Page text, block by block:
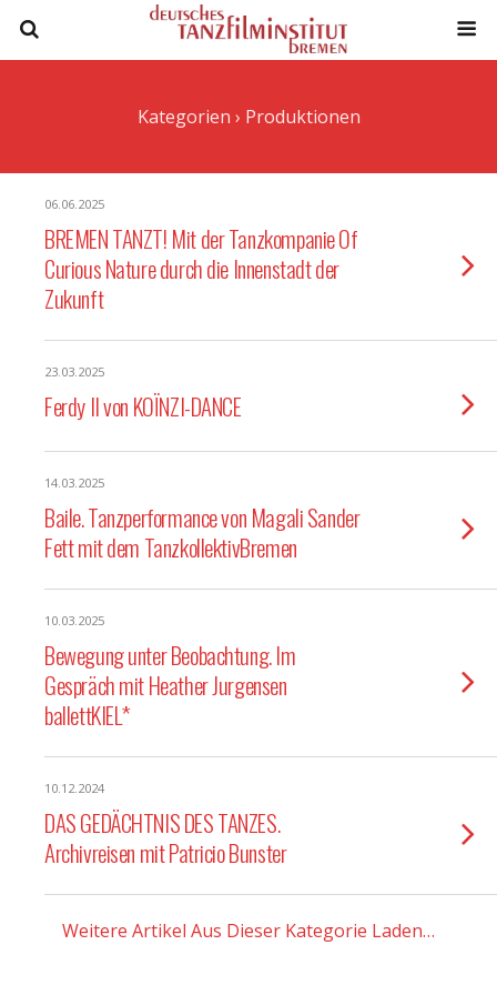
Kategorien › Produktionen
06.06.2025
BREMEN TANZT! Mit der Tanzkompanie Of
Curious Nature durch die Innenstadt der
Zukunft
23.03.2025
Ferdy II von KOÏNZI-DANCE
14.03.2025
Baile. Tanzperformance von Magali Sander
Fett mit dem TanzkollektivBremen
10.03.2025
Bewegung unter Beobachtung. Im
Gespräch mit Heather Jurgensen
ballettKIEL*
10.12.2024
DAS GEDÄCHTNIS DES TANZES.
Archivreisen mit Patricio Bunster
Weitere Artikel Aus Dieser Kategorie Laden…